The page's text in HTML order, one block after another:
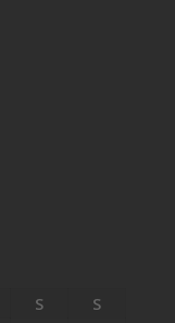
S
S